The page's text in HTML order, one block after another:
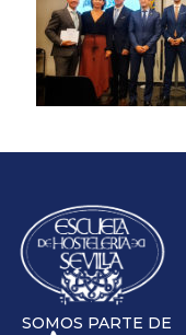
SOMOS PARTE DE